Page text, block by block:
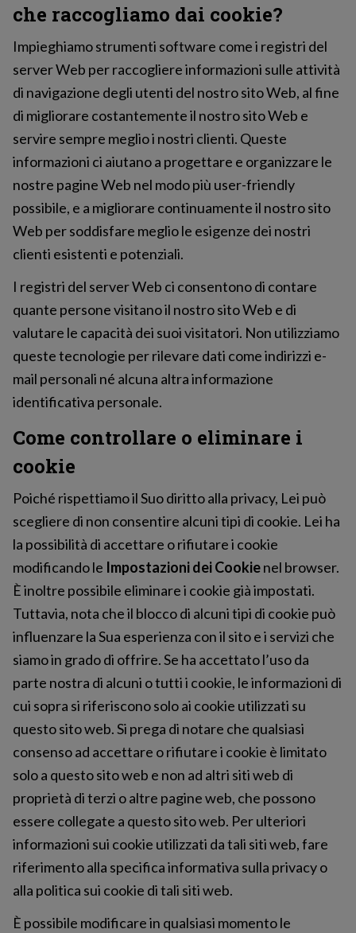
che raccogliamo dai cookie?
Impieghiamo strumenti software come i registri del
server Web per raccogliere informazioni sulle attività
di navigazione degli utenti del nostro sito Web, al fine
di migliorare costantemente il nostro sito Web e
servire sempre meglio i nostri clienti. Queste
informazioni ci aiutano a progettare e organizzare le
nostre pagine Web nel modo più user-friendly
possibile, e a migliorare continuamente il nostro sito
Web per soddisfare meglio le esigenze dei nostri
clienti esistenti e potenziali.
I registri del server Web ci consentono di contare
quante persone visitano il nostro sito Web e di
valutare le capacità dei suoi visitatori. Non utilizziamo
queste tecnologie per rilevare dati come indirizzi e-
mail personali né alcuna altra informazione
identificativa personale.
Come controllare o eliminare i
cookie
Poiché rispettiamo il Suo diritto alla privacy, Lei può
scegliere di non consentire alcuni tipi di cookie. Lei ha
la possibilità di accettare o rifiutare i cookie
modificando le Impostazioni dei Cookienel browser.
È inoltre possibile eliminare i cookie già impostati.
Tuttavia, nota che il blocco di alcuni tipi di cookie può
influenzare la Sua esperienza con il sito e i servizi che
siamo in grado di offrire. Se ha accettato l’uso da
parte nostra di alcuni o tutti i cookie, le informazioni di
cui sopra si riferiscono solo ai cookie utilizzati su
questo sito web. Si prega di notare che qualsiasi
consenso ad accettare o rifiutare i cookie è limitato
solo a questo sito web e non ad altri siti web di
proprietà di terzi o altre pagine web, che possono
essere collegate a questo sito web. Per ulteriori
informazioni sui cookie utilizzati da tali siti web, fare
riferimento alla specifica informativa sulla privacy o
alla politica sui cookie di tali siti web.
È possibile modificare in qualsiasi momento le